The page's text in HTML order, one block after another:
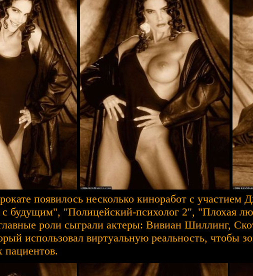
появилось несколько киноработ с
с будущим", "Полицейский-психолог 2", "Плохая
роли сыграли актеры: Вивиан Шиллинг,
использовал виртуальную реальность, чтобы
пациентов.